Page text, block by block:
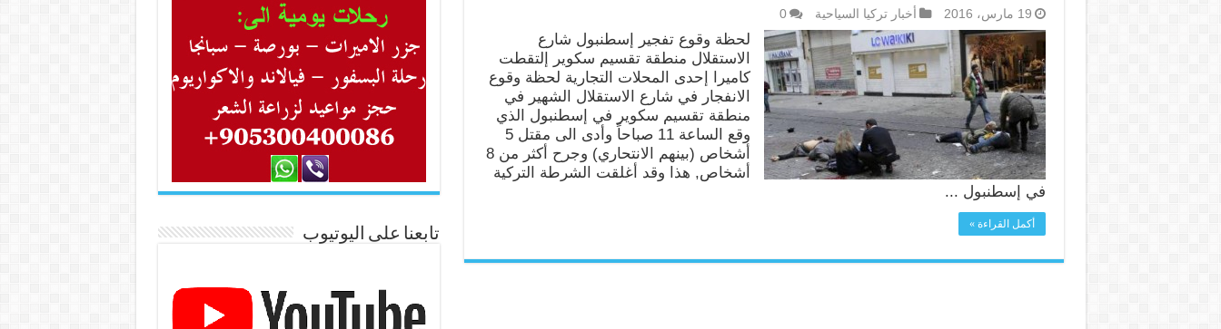
19 مارس، 2016 أخبار تركيا السياحية 0
لحظة وقوع تفجير إسطنبول شارع
الاستقلال منطقة تقسيم سكوير إلتقطت
كاميرا إحدى المحلات التجارية لحظة وقوع
الانفجار في شارع الاستقلال الشهير في
منطقة تقسيم سكوير في إسطنبول الذي
وقع الساعة 11 صباحاً وأدى الى مقتل 5
أشخاص (بينهم الانتحاري) وجرح أكثر من 8
أشخاص, هذا وقد أغلقت الشرطة التركية
في إسطنبول ...
أكمل القراءة »
تابعنا على اليوتيوب